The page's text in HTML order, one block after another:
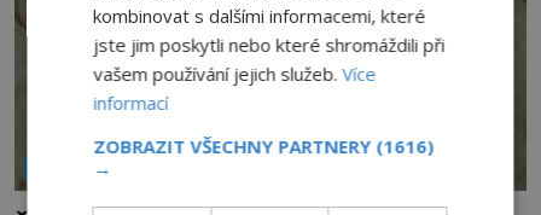
NÁBOŽENSTVÍ A OKULTISMUS
kombinovat s dalšími informacemi, které
jste jim poskytli nebo které shromáždili při
vašem používání jejich služeb.Více
informací
ZOBRAZIT VŠECHNY PARTNERY (1616)
→